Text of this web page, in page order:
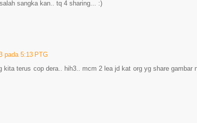
sangka kan.. tq 4 sharing... :)
pada 5:13 PTG
kita terus cop dera.. hih3.. mcm 2 lea jd kat org yg share gambar